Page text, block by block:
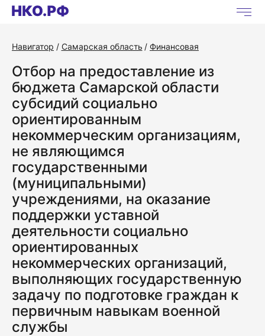
Навигатор Самарская область Финансовая
Отбор на предоставление из
бюджета Самарской области
субсидий социально
ориентированным
некоммерческим организациям,
не являющимся
государственными
(муниципальными)
учреждениями, на оказание
поддержки уставной
деятельности социально
ориентированных
некоммерческих организаций,
выполняющих государственную
задачу по подготовке граждан к
первичным навыкам военной
службы